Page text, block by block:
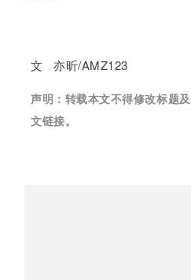
文 亦昕/AMZ123
声明： 转载本文不得修改标题
文链接。